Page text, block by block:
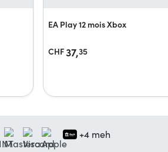
EA Play 12 mois Xbox
CHF37,35
+4 meh